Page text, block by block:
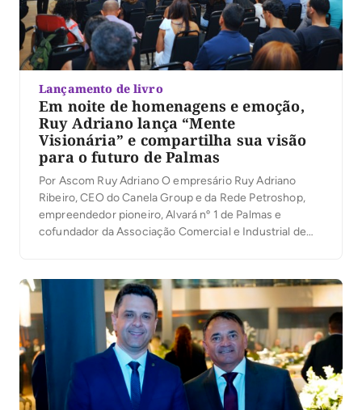
Lançamento de livro
Em noite de homenagens e emoção,
Ruy Adriano lança “Mente
Visionária” e compartilha sua visão
para o futuro de Palmas
Por Ascom Ruy Adriano O empresário Ruy Adriano
Ribeiro, CEO do Canela Group e da Rede Petroshop,
empreendedor pioneiro, Alvará nº 1 de Palmas e
cofundador da Associação Comercial e Industrial de
solenidade de inauguração do novo auditório da
entidade. […]